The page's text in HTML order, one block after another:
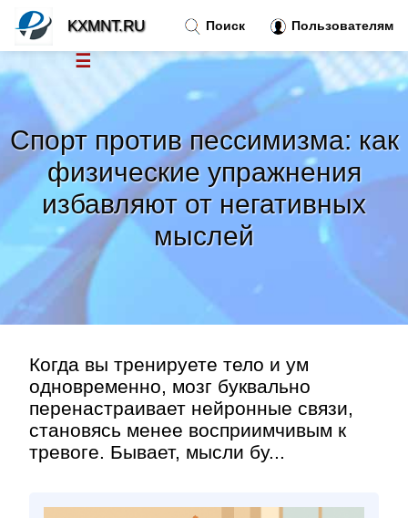
Спорт против пессимизма: как
физические упражнения
избавляют от негативных
мыслей
Когда вы тренируете тело и ум
одновременно, мозг буквально
перенастраивает нейронные связи,
становясь менее восприимчивым к
тревоге. Бывает, мысли бу...
Поиск Пользователям
KXMNT.RU
☰
Тренды новостей»
Рубрики»
Правила »